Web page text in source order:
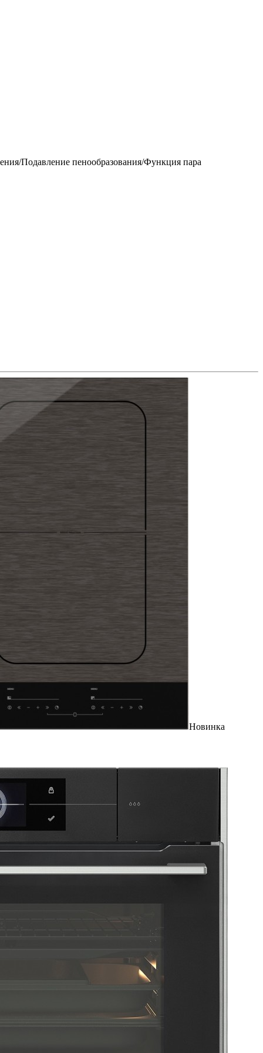
Подавление пенообразования/Функция пара
Новинка